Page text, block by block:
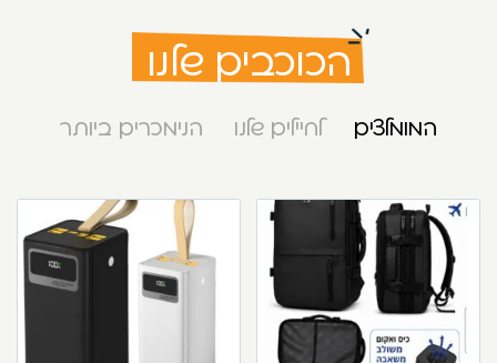
הכוכבים שלנו
המומלצים לחיילים שלנו הנימכרים ביותר